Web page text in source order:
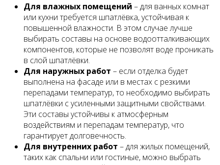
Для влажных помещений – для ванных комнат
или кухни требуется шпатлёвка, устойчивая к
повышенной влажности. В этом случае лучше
выбирать составы на основе водоотталкивающих
компонентов, которые не позволят воде проникать
в слой шпатлёвки.
Для наружных работ – если отделка будет
выполнена на фасаде или в местах с резкими
перепадами температур, то необходимо выбирать
шпатлёвки с усиленными защитными свойствами.
Эти составы устойчивы к атмосферным
воздействиям и перепадам температур, что
гарантирует долговечность.
Для внутренних работ – для жилых помещений,
таких как спальни или гостиные, можно выбрать